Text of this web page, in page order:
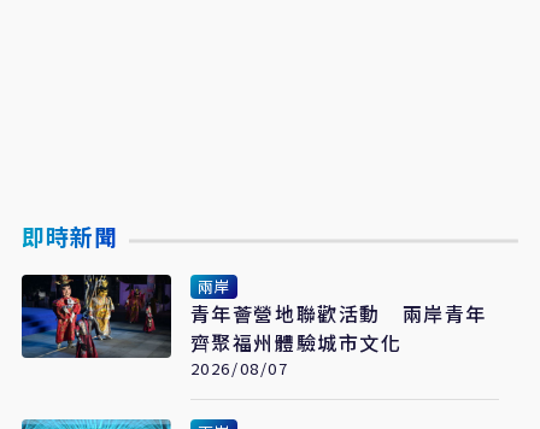
即時新聞
兩岸
青年薈營地聯歡活動 兩岸青年
齊聚福州體驗城市文化
2026/08/07